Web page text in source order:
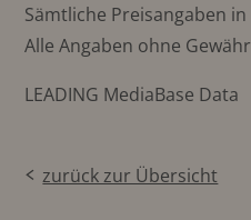
Sämtliche Preisangaben in
Alle Angaben ohne Gewähr
LEADING MediaBase Data
zurück zur Übersicht